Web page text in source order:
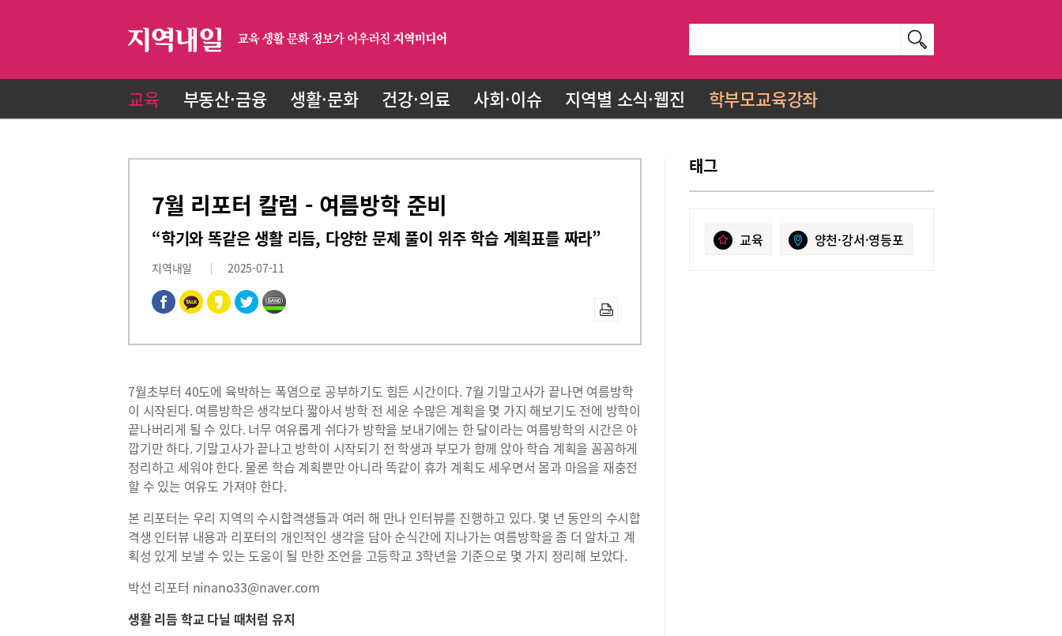
교육 부동산·금융 생활·문화 건강·의료 사회·이슈 지역별 소식·웹진 학부모교육강좌
7월 리포터 칼럼 - 여름방학 준비
“학기와 똑같은 생활 리듬, 다양한 문제 풀이 위주 학습 계획표를 짜라”
지역내일 2025-07-11
7월초부터 40도에 육박하는 폭염으로 공부하기도 힘든 시간이다. 7월 기말고사가 끝나면 여름방학
이 시작된다. 여름방학은 생각보다 짧아서 방학 전 세운 수많은 계획을 몇 가지 해보기도 전에 방학이
끝나버리게 될 수 있다. 너무 여유롭게 쉬다가 방학을 보내기에는 한 달이라는 여름방학의 시간은 아
깝기만 하다. 기말고사가 끝나고 방학이 시작되기 전 학생과 부모가 함께 앉아 학습 계획을 꼼꼼하게
정리하고 세워야 한다. 물론 학습 계획뿐만 아니라 똑같이 휴가 계획도 세우면서 몸과 마음을 재충전
할 수 있는 여유도 가져야 한다.
본 리포터는 우리 지역의 수시합격생들과 여러 해 만나 인터뷰를 진행하고 있다. 몇 년 동안의 수시합
격생 인터뷰 내용과 리포터의 개인적인 생각을 담아 순식간에 지나가는 여름방학을 좀 더 알차고 계
획성 있게 보낼 수 있는 도움이 될 만한 조언을 고등학교 3학년을 기준으로 몇 가지 정리해 보았다.
박선 리포터 ninano33@naver.com
생활 리듬 학교 다닐 때처럼 유지
태그
교육 양천·강서·영등포